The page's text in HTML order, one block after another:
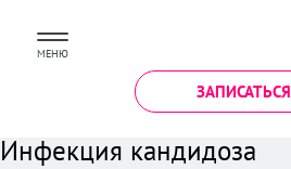
МЕНЮ
ЗАПИСАТЬСЯ
Инфекция кандидоза